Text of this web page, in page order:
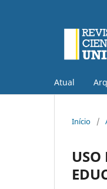
Atual
Início /